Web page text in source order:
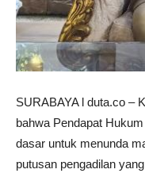
SURABAYA l duta.co –
bahwa Pendapat
dasar untuk menunda
putusan pengadilan